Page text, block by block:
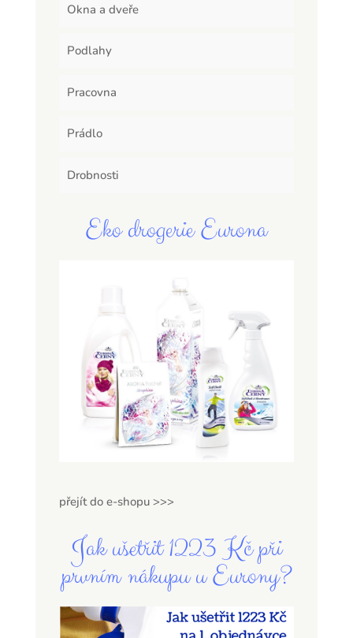
Okna a dveře
Podlahy
Pracovna
Prádlo
Drobnosti
Eko drogerie Eurona
přejít do e-shopu >>>
Jak ušetřit 1223 Kč při
prvním nákupu u Eurony?